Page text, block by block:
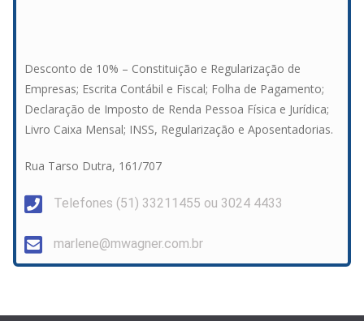
Desconto de 10% – Constituição e Regularização de
Empresas; Escrita Contábil e Fiscal; Folha de Pagamento;
Declaração de Imposto de Renda Pessoa Física e Jurídica;
Livro Caixa Mensal; INSS, Regularização e Aposentadorias.
Rua Tarso Dutra, 161/707
Telefones (51) 33211455 ou 3024 4433
marlene@mwagner.com.br